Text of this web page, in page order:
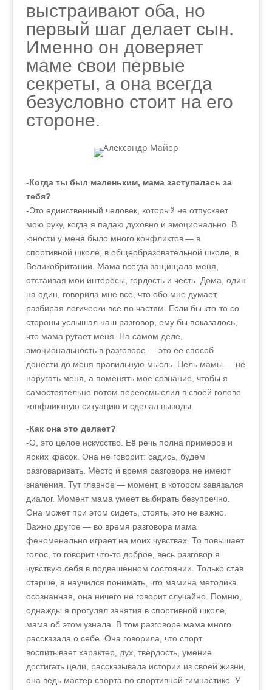
выстраивают оба, но
первый шаг делает сын.
Именно он доверяет
маме свои первые
секреты, а она всегда
безусловно стоит на его
стороне.
-Когда ты был маленьким, мама заступалась за
тебя?
-Это единственный человек, который не отпускает
мою руку, когда я падаю духовно и эмоционально. В
юности у меня было много конфликтов — в
спортивной школе, в общеобразовательной школе, в
Великобритании. Мама всегда защищала меня,
отстаивая мои интересы, гордость и честь. Дома, один
на один, говорила мне всё, что обо мне думает,
разбирая логически всё по частям. Если бы кто-то со
стороны услышал наш разговор, ему бы показалось,
что мама ругает меня. На самом деле,
эмоциональность в разговоре — это её способ
донести до меня правильную мысль. Цель мамы — не
наругать меня, а поменять моё сознание, чтобы я
самостоятельно потом переосмыслил в своей голове
конфликтную ситуацию и сделал выводы.
-Как она это делает?
-О, это целое искусство. Её речь полна примеров и
ярких красок. Она не говорит: садись, будем
разговаривать. Место и время разговора не имеют
значения. Тут главное — момент, в котором завязался
диалог. Момент мама умеет выбирать безупречно.
Она может при этом сидеть, стоять, это не важно.
Важно другое — во время разговора мама
феноменально играет на моих чувствах. То повышает
голос, то говорит что-то доброе, весь разговор я
чувствую себя в подвешенном состоянии. Только став
старше, я научился понимать, что мамина методика
осознанная, она ничего не говорит случайно. Помню,
однажды я прогулял занятия в спортивной школе,
мама об этом узнала. В том разговоре мама много
рассказала о себе. Она говорила, что спорт
воспитывает характер, дух, твёрдость, умение
достигать цели, рассказывала истории из своей жизни,
она ведь мастер спорта по спортивной гимнастике. У